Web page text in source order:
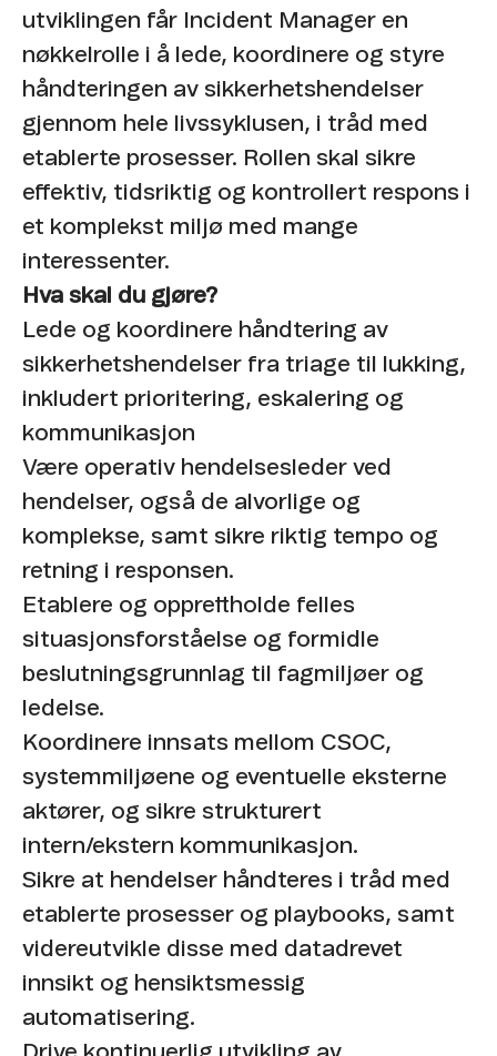
utviklingen får Incident Manager en
nøkkelrolle i å lede, koordinere og styre
håndteringen av sikkerhetshendelser
gjennom hele livssyklusen, i tråd med
etablerte prosesser. Rollen skal sikre
effektiv, tidsriktig og kontrollert respons i
et komplekst miljø med mange
interessenter.
Hva skal du gjøre?
Lede og koordinere håndtering av
sikkerhetshendelser fra triage til lukking,
inkludert prioritering, eskalering og
kommunikasjon
Være operativ hendelsesleder ved
hendelser, også de alvorlige og
komplekse, samt sikre riktig tempo og
retning i responsen.
Etablere og opprettholde felles
situasjonsforståelse og formidle
beslutningsgrunnlag til fagmiljøer og
ledelse.
Koordinere innsats mellom CSOC,
systemmiljøene og eventuelle eksterne
aktører, og sikre strukturert
intern/ekstern kommunikasjon.
Sikre at hendelser håndteres i tråd med
etablerte prosesser og playbooks, samt
videreutvikle disse med datadrevet
innsikt og hensiktsmessig
automatisering.